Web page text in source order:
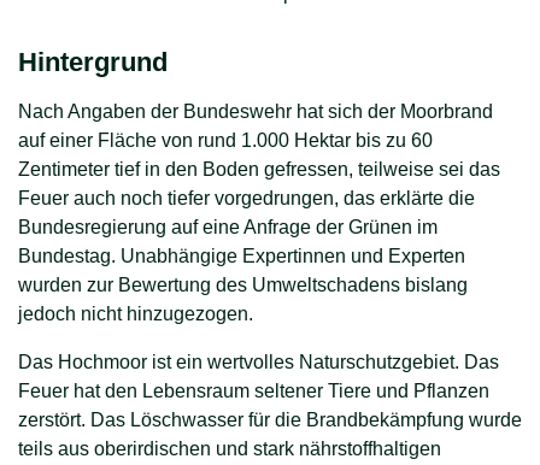
Hintergrund
Nach Angaben der Bundeswehr hat sich der Moorbrand
auf einer Fläche von rund 1.000 Hektar bis zu 60
Zentimeter tief in den Boden gefressen, teilweise sei das
Feuer auch noch tiefer vorgedrungen, das erklärte die
Bundesregierung auf eine Anfrage der Grünen im
Bundestag. Unabhängige Expertinnen und Experten
wurden zur Bewertung des Umweltschadens bislang
jedoch nicht hinzugezogen.
Das Hochmoor ist ein wertvolles Naturschutzgebiet. Das
Feuer hat den Lebensraum seltener Tiere und Pflanzen
zerstört. Das Löschwasser für die Brandbekämpfung wurde
teils aus oberirdischen und stark nährstoffhaltigen